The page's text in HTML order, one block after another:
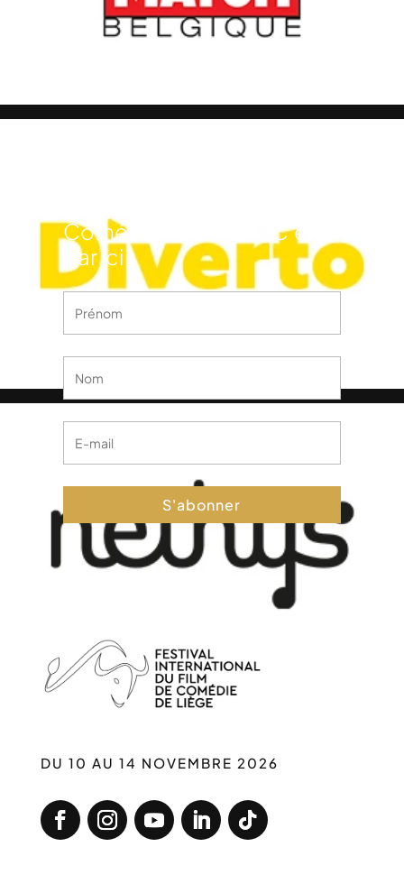
Newsletter du
Comédie de Liège ? C’est
par ici !
S'abonner
DU 10 AU 14 NOVEMBRE 2026